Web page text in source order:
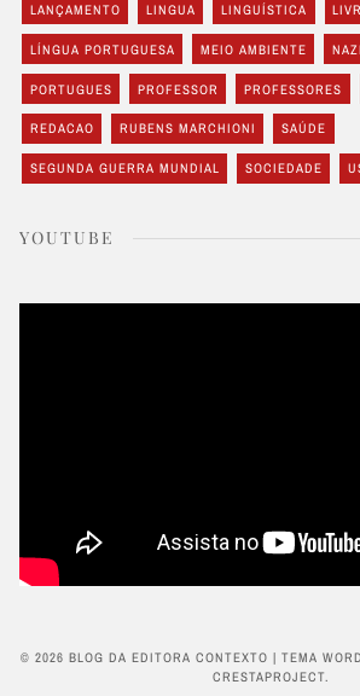
LANÇAMENTO LINGUA LINGUÍSTICA
LÍNGUA PORTUGUESA MEIO AMBIENTE
PORTUGUES PROFESSOR PROFESSORES
REDACAO RUBENS MARCHIONI SAÚDE
SEGUNDA GUERRA MUNDIAL SOCIEDADE
YOUTUBE
© 2026 BLOG DA EDITORA CONTEXTO | TEMA
CRESTAPROJECT.